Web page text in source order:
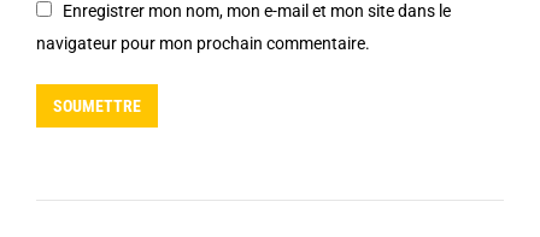
Enregistrer mon nom, mon e-mail et mon site dans le
navigateur pour mon prochain commentaire.